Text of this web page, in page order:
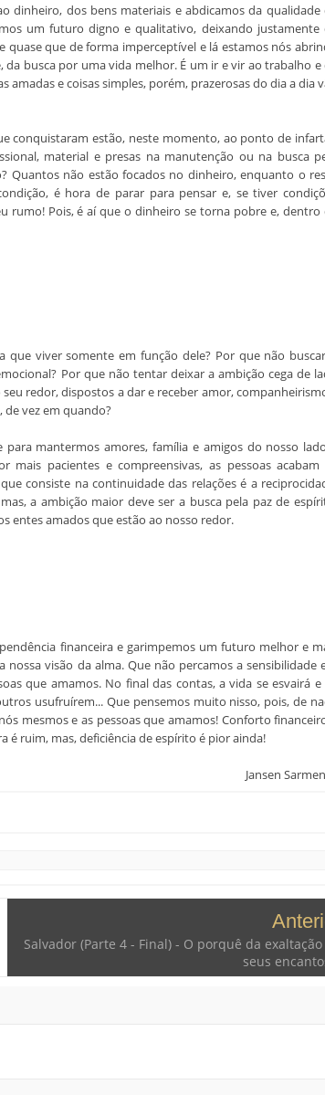
dinheiro, dos bens materiais e abdicamos da qualidade
um futuro digno e qualitativo, deixando justamente
que de forma imperceptível e lá estamos nós
busca por uma vida melhor. É um ir e vir ao trabalho e
amadas e coisas simples, porém, prazerosas do dia a dia
conquistaram estão, neste momento, ao ponto de
material e presas na manutenção ou na busca
Quantos não estão focados no dinheiro, enquanto o
é hora de parar para pensar e, se tiver
rumo! Pois, é aí que o dinheiro se torna pobre e, dentro
viver somente em função dele? Por que não
Por que não tentar deixar a ambição cega de
redor, dispostos a dar e receber amor,
de vez em quando?
para mantermos amores, família e amigos do nosso
pacientes e compreensivas, as pessoas acabam
consiste na continuidade das relações é a
a ambição maior deve ser a busca pela paz de
entes amados que estão ao nosso redor.
financeira e garimpemos um futuro melhor e
visão da alma. Que não percamos a sensibilidade
que amamos. No final das contas, a vida se esvairá e
usufruírem... Que pensemos muito nisso, pois, de
mesmos e as pessoas que amamos! Conforto
é ruim, mas, deficiência de espírito é pior ainda!
Jansen
Salvador (Parte 4 - Final) - O porquê da exaltação
seus